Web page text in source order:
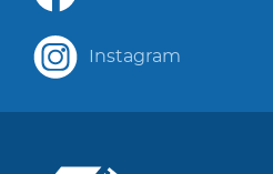
Instagram